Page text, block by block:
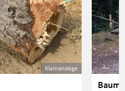
Kleinanzeige